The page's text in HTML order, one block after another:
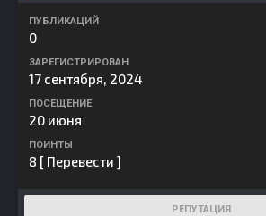
ПУБЛИКАЦИЙ
0
ЗАРЕГИСТРИРОВАН
17 сентября, 2024
ПОСЕЩЕНИЕ
20 июня
ПОИНТЫ
8 [ Перевести ]
РЕПУТАЦИЯ